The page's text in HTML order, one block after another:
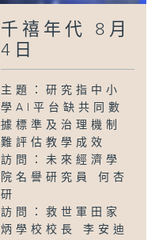
千禧年代 8月
4日
主題：研究指中小
學AI平台缺共同數
據標準及治理機制
難評估教學成效
訪問：未來經濟學
院名譽研究員 何杏
研
訪問：救世軍田家
炳學校校長 李安迪